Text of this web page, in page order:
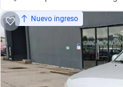
Nuevo ingreso